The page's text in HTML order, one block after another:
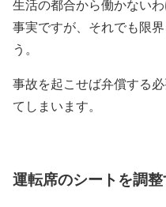
生活の都合から働かない
事実ですが、それでも限
う。
事故を起こせば弁償する
てしまいます。
運転席のシートを調